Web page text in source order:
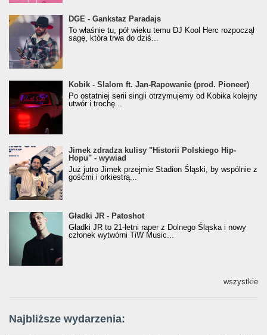
donGURALesko z nagrodą za
Klasyczny/Trueschoolowy Album Roku
(Popkillery 2023)
DGE - Gankstaz Paradajs
To właśnie tu, pół wieku temu DJ Kool Herc rozpoczął
sagę, która trwa do dziś...
Kobik - Slalom ft. Jan-Rapowanie (prod. Pioneer)
[Official Music Visualiser]
Kobik - Slalom ft. Jan-Rapowanie (prod. Pioneer)
Po ostatniej serii singli otrzymujemy od Kobika kolejny
utwór i trochę...
Jimek zdradza kulisy "Historii Polskiego Hip-
Hopu" - wywiad
Jimek zdradza kulisy "Historii Polskiego Hip-
Hopu" - wywiad
Już jutro Jimek przejmie Stadion Śląski, by wspólnie z
gośćmi i orkiestrą...
Gładki JR - Patoshot
Gładki JR - Patoshot
Gładki JR to 21-letni raper z Dolnego Śląska i nowy
członek wytwórni TiW Music...
wszystkie
Najbliższe wydarzenia: